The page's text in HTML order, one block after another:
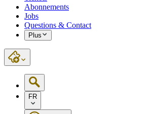
Abonnements
Jobs
Questions & Contact
Plus
FR